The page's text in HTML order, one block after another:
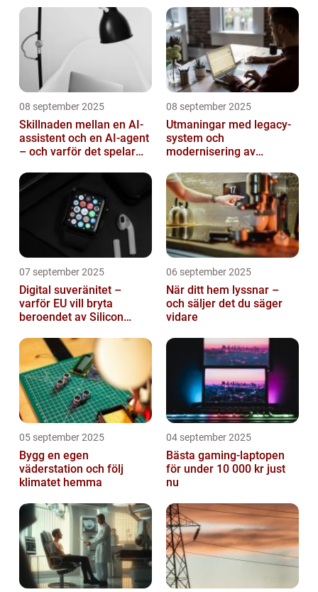
08 september 2025
Skillnaden mellan en AI-
assistent och en AI-agent
– och varför det spelar
08 september 2025
Utmaningar med legacy-
system och
modernisering av
07 september 2025
Digital suveränitet –
varför EU vill bryta
beroendet av Silicon
06 september 2025
När ditt hem lyssnar –
och säljer det du säger
vidare
05 september 2025
Bygg en egen
väderstation och följ
klimatet hemma
04 september 2025
Bästa gaming-laptopen
för under 10 000 kr just
nu